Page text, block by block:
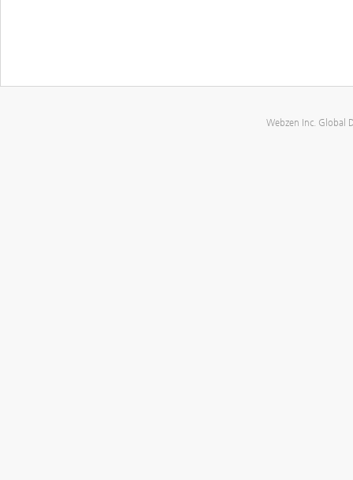
Webzen Inc. Global